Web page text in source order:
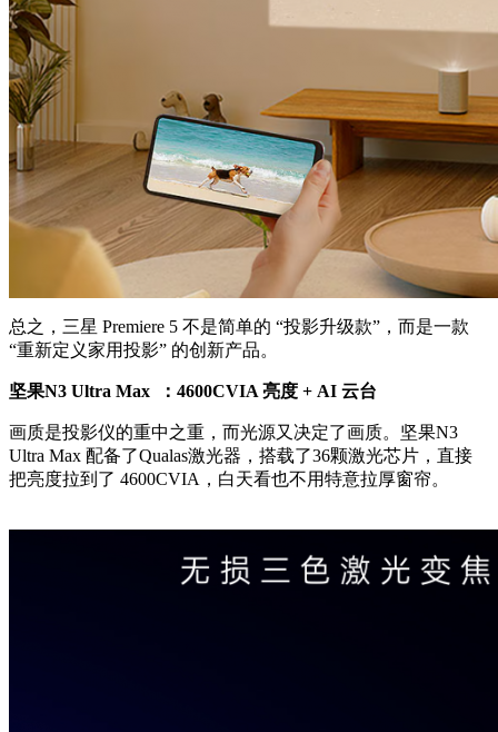
总之，三星 Premiere 5 不是简单的 “投影升级款”，而是一款
“重新定义家用投影” 的创新产品。
坚果N3 Ultra Max ：4600CVIA 亮度 + AI 云台
画质是投影仪的重中之重，而光源又决定了画质。坚果N3
Ultra Max 配备了Qualas激光器，搭载了36颗激光芯片，直接
把亮度拉到了 4600CVIA，白天看也不用特意拉厚窗帘。